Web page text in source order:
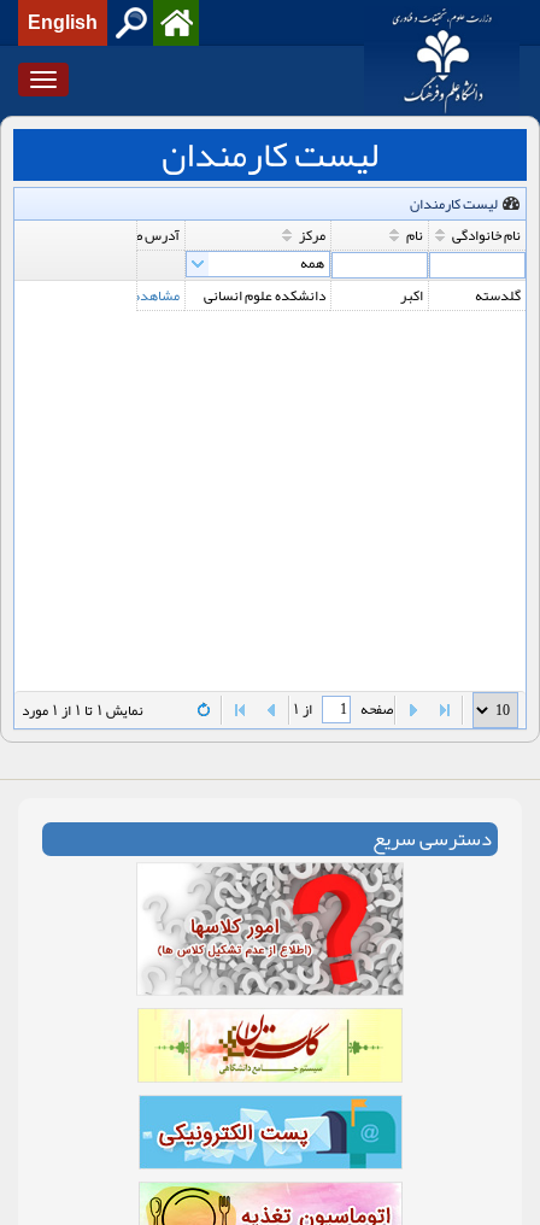
English
لیست کارمندان
لیست کارمندان
نام خانوادگی
نام مرکز آدرس صفحه
گلدسته اکبر دانشکده علوم انسانی مشاهده
صفحه از 1 نمایش 1 تا 1 از 1 مورد
دسترسی سریع